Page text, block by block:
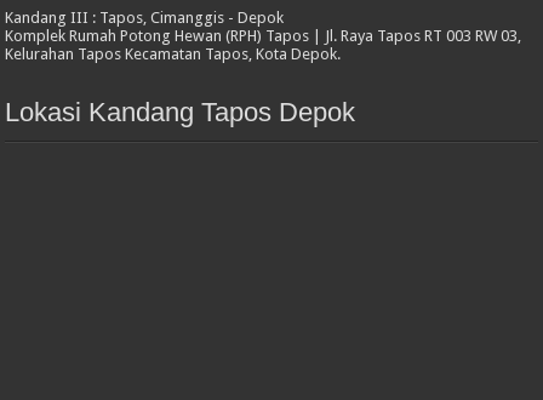
Kandang III : Tapos, Cimanggis - Depok
Komplek Rumah Potong Hewan (RPH) Tapos | Jl. Raya Tapos RT 003 RW 03,
Kelurahan Tapos Kecamatan Tapos, Kota Depok.
Lokasi Kandang Tapos Depok